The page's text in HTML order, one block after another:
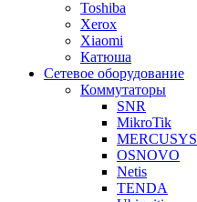
Toshiba
Xerox
Xiaomi
Катюша
Сетевое оборудование
Коммутаторы
SNR
MikroTik
MERCUSYS
OSNOVO
Netis
TENDA